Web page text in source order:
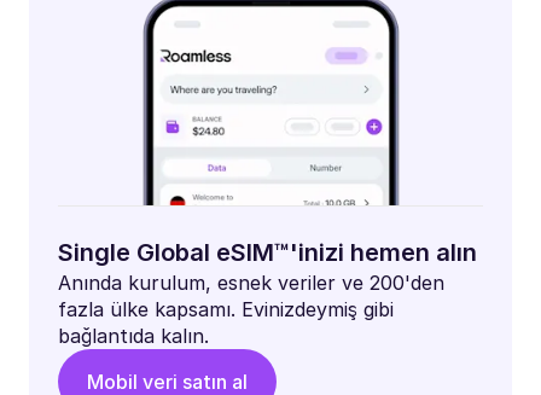
Single Global eSIM™'inizi hemen alın
Anında kurulum, esnek veriler ve 200'den
fazla ülke kapsamı. Evinizdeymiş gibi
bağlantıda kalın.
Mobil veri satın al